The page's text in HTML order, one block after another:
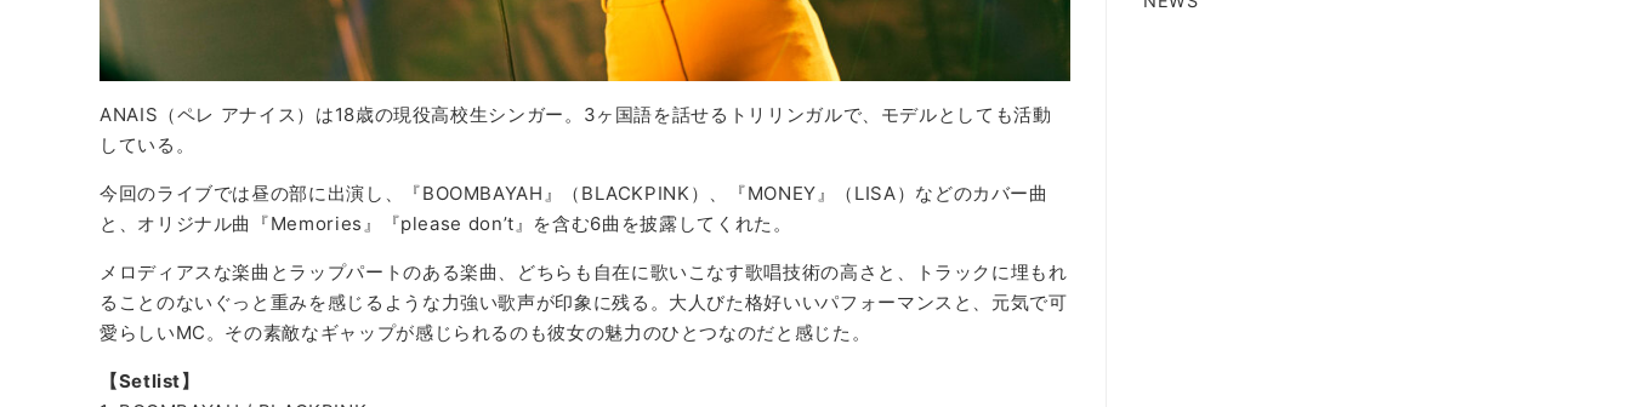
ANAIS（ペレ アナイス）は18歳の現役高校生シンガー。3ヶ国語を話せるトリリンガルで、モデルとしても活動
している。
今回のライブでは昼の部に出演し、『BOOMBAYAH』（BLACKPINK）、『MONEY』（LISA）などのカバー曲
と、オリジナル曲『Memories』『please don’t』を含む6曲を披露してくれた。
メロディアスな楽曲とラップパートのある楽曲、どちらも自在に歌いこなす歌唱技術の高さと、トラックに埋もれ
ることのないぐっと重みを感じるような力強い歌声が印象に残る。大人びた格好いいパフォーマンスと、元気で可
愛らしいMC。その素敵なギャップが感じられるのも彼女の魅力のひとつなのだと感じた。
【Setlist】